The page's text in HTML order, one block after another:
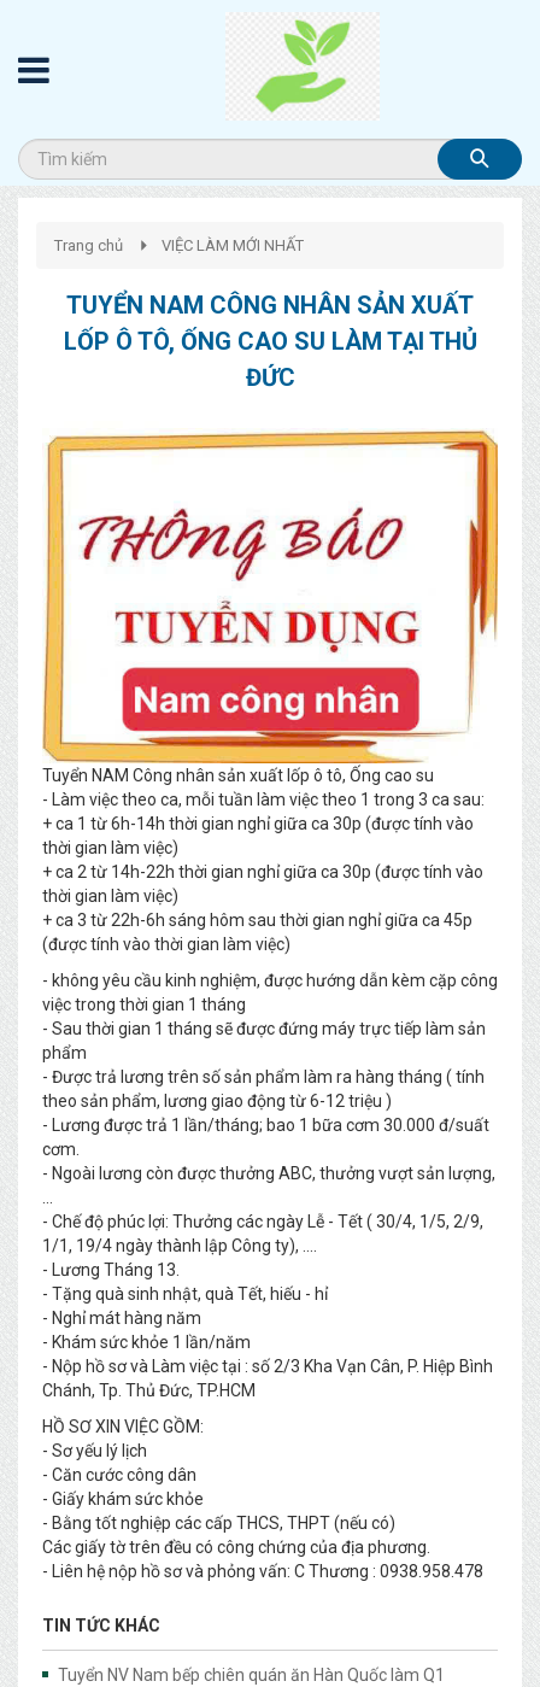
Trang chủ VIỆC LÀM MỚI NHẤT
TUYỂN NAM CÔNG NHÂN SẢN XUẤT
LỐP Ô TÔ, ỐNG CAO SU LÀM TẠI THỦ
ĐỨC
Tuyển NAM Công nhân sản xuất lốp ô tô, Ống cao su
- Làm việc theo ca, mỗi tuần làm việc theo 1 trong 3 ca sau:
+ ca 1 từ 6h-14h thời gian nghỉ giữa ca 30p (được tính vào
thời gian làm việc)
+ ca 2 từ 14h-22h thời gian nghỉ giữa ca 30p (được tính vào
thời gian làm việc)
+ ca 3 từ 22h-6h sáng hôm sau thời gian nghỉ giữa ca 45p
(được tính vào thời gian làm việc)
- không yêu cầu kinh nghiệm, được hướng dẫn kèm cặp công
việc trong thời gian 1 tháng
- Sau thời gian 1 tháng sẽ được đứng máy trực tiếp làm sản
phẩm
- Được trả lương trên số sản phẩm làm ra hàng tháng ( tính
theo sản phẩm, lương giao động từ 6-12 triệu )
- Lương được trả 1 lần/tháng; bao 1 bữa cơm 30.000 đ/suất
cơm.
- Ngoài lương còn được thưởng ABC, thưởng vượt sản lượng,
...
- Chế độ phúc lợi: Thưởng các ngày Lễ - Tết ( 30/4, 1/5, 2/9,
1/1, 19/4 ngày thành lập Công ty), ....
- Lương Tháng 13.
- Tặng quà sinh nhật, quà Tết, hiếu - hỉ
- Nghỉ mát hàng năm
- Khám sức khỏe 1 lần/năm
- Nộp hồ sơ và Làm việc tại : số 2/3 Kha Vạn Cân, P. Hiệp Bình
Chánh, Tp. Thủ Đức, TP.HCM
HỒ SƠ XIN VIỆC GỒM:
- Sơ yếu lý lịch
- Căn cước công dân
- Giấy khám sức khỏe
- Bằng tốt nghiệp các cấp THCS, THPT (nếu có)
Các giấy tờ trên đều có công chứng của địa phương.
- Liên hệ nộp hồ sơ và phỏng vấn: C Thương : 0938.958.478
TIN TỨC KHÁC
Tuyển NV Nam bếp chiên quán ăn Hàn Quốc làm Q1